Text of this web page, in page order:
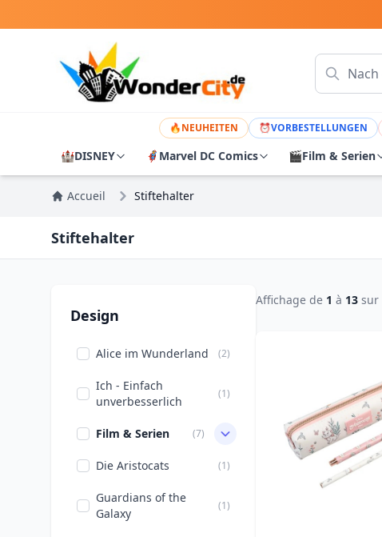
🔥NEUHEITEN ⏰VORBESTELLUNGEN
🏰DISNEY 🦸 Marvel DC Comics 🎬Film & Serien
Accueil Stiftehalter
Stiftehalter
Design
Alice im Wunderland (2)
Ich - Einfach
unverbesserlich
(1)
Film & Serien (7)
Die Aristocats (1)
Guardians of the
Galaxy
(1)
Affichage de 1 à 13 sur